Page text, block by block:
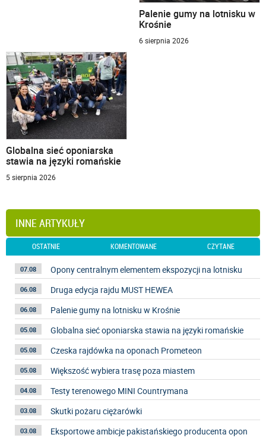
Palenie gumy na lotnisku w
Krośnie
6 sierpnia 2026
Globalna sieć oponiarska
stawia na języki romańskie
5 sierpnia 2026
INNE ARTYKUŁY
OSTATNIE KOMENTOWANE CZYTANE
07.08 Opony centralnym elementem ekspozycji na lotnisku
06.08 Druga edycja rajdu MUST HEWEA
06.08 Palenie gumy na lotnisku w Krośnie
05.08 Globalna sieć oponiarska stawia na języki romańskie
05.08 Czeska rajdówka na oponach Prometeon
05.08 Większość wybiera trasę poza miastem
04.08 Testy terenowego MINI Countrymana
03.08 Skutki pożaru ciężarówki
03.08 Eksportowe ambicje pakistańskiego producenta opon